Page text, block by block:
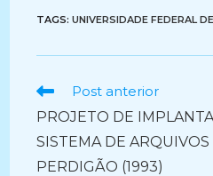
TAGS:UNIVERSIDADE FEDERAL
Ler
artigos
Post anterior
PROJETO DE
SISTEMA DE
PERDIGÃO (1993)